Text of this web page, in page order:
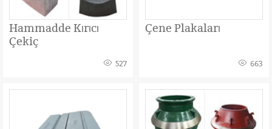
Hammadde Kırıcı
Çekiç
527
Çene Plakaları
663